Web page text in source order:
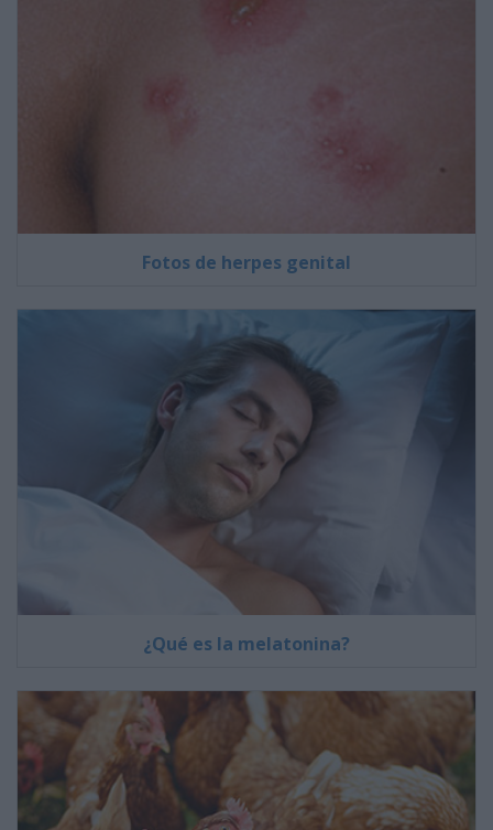
Fotos de herpes genital
¿Qué es la melatonina?